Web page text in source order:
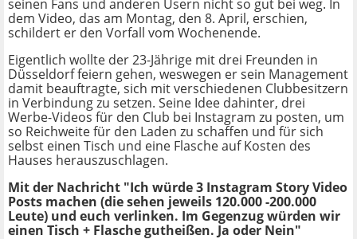
seinen Fans und anderen Usern nicht so gut bei weg. In
dem Video, das am Montag, den 8. April, erschien,
schildert er den Vorfall vom Wochenende.
Eigentlich wollte der 23-Jährige mit drei Freunden in
Düsseldorf feiern gehen, weswegen er sein Management
damit beauftragte, sich mit verschiedenen Clubbesitzern
in Verbindung zu setzen. Seine Idee dahinter, drei
Werbe-Videos für den Club bei Instagram zu posten, um
so Reichweite für den Laden zu schaffen und für sich
selbst einen Tisch und eine Flasche auf Kosten des
Hauses herauszuschlagen.
Mit der Nachricht "Ich würde 3 Instagram Story Video
Posts machen (die sehen jeweils 120.000 -200.000
Leute) und euch verlinken. Im Gegenzug würden wir
einen Tisch + Flasche gutheißen. Ja oder Nein"